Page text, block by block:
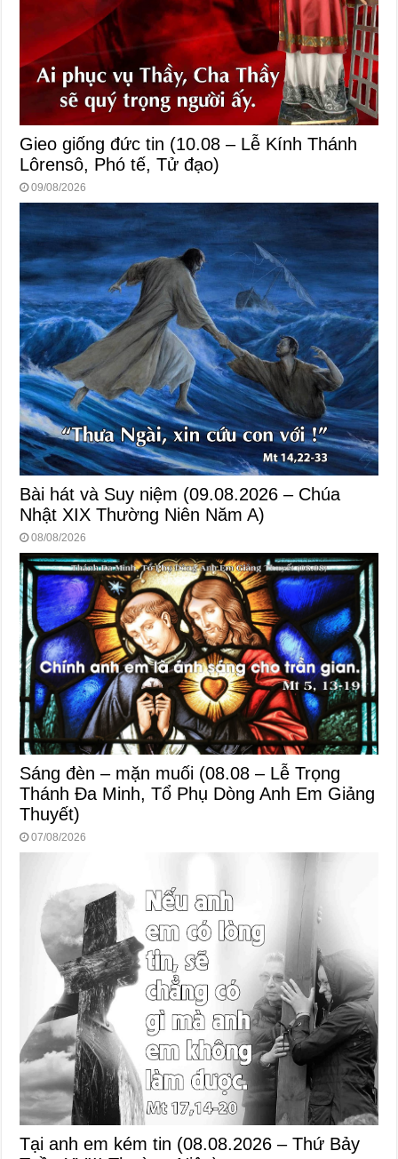
Gieo giống đức tin (10.08 – Lễ Kính Thánh
Lôrensô, Phó tế, Tử đạo)
09/08/2026
Bài hát và Suy niệm (09.08.2026 – Chúa
Nhật XIX Thường Niên Năm A)
08/08/2026
Sáng đèn – mặn muối (08.08 – Lễ Trọng
Thánh Đa Minh, Tổ Phụ Dòng Anh Em Giảng
Thuyết)
07/08/2026
Tại anh em kém tin (08.08.2026 – Thứ Bảy